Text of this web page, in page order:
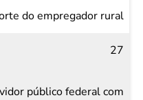
do empregador rural
27
público federal com